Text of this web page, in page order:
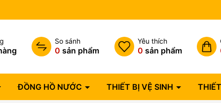
So sánh
0 sản phẩm
Yêu thích
0 sản phẩm
ĐỒNG HỒ NƯỚC THIẾT BỊ VỆ SINH